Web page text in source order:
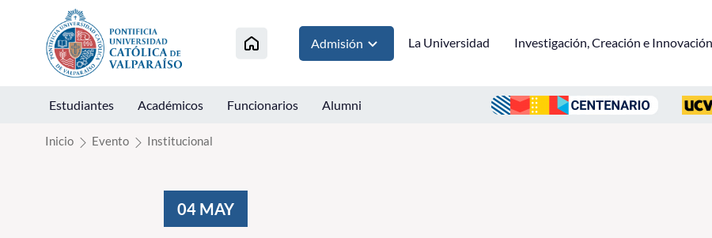
Click acá para ir directamente al contenido
Admisión La Universidad Investigación, Creación e Innovación
Estudiantes Académicos Funcionarios Alumni
Inicio Evento Institucional
04 MAY